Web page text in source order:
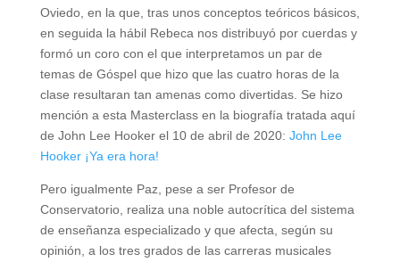
Oviedo, en la que, tras unos conceptos teóricos básicos,
en seguida la hábil Rebeca nos distribuyó por cuerdas y
formó un coro con el que interpretamos un par de
temas de Góspel que hizo que las cuatro horas de la
clase resultaran tan amenas como divertidas. Se hizo
mención a esta Masterclass en la biografía tratada aquí
de John Lee Hooker el 10 de abril de 2020: John Lee
Hooker ¡Ya era hora!
Pero igualmente Paz, pese a ser Profesor de
Conservatorio, realiza una noble autocrítica del sistema
de enseñanza especializado y que afecta, según su
opinión, a los tres grados de las carreras musicales